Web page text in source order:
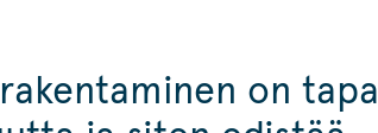
on tapa